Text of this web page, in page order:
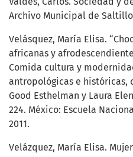
Archivo Municipal de
Velásquez, María Elisa.
africanas y
Comida cultura y
antropológicas e históricas,
Good Esthelman y Laura
224. México: Escuela
2011.
Velázquez, María Elisa.